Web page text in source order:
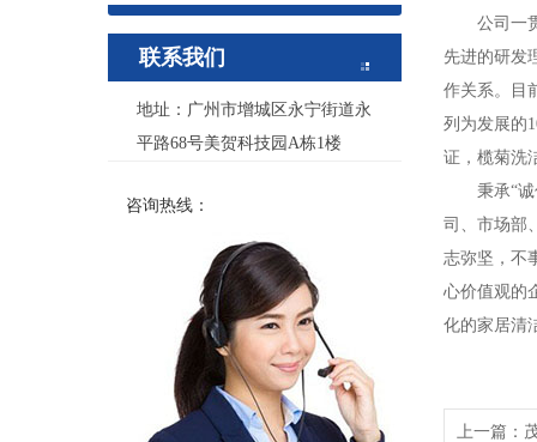
联系我们
地址：广州市增城区永宁街道永
平路68号美贺科技园A栋1楼
咨询热线：
公司一贯
先进的研发
作关系。目
列为发展的
证，榄菊洗
秉承“诚信
司、市场部
志弥坚，不
心价值观的
化的家居清
上一篇：